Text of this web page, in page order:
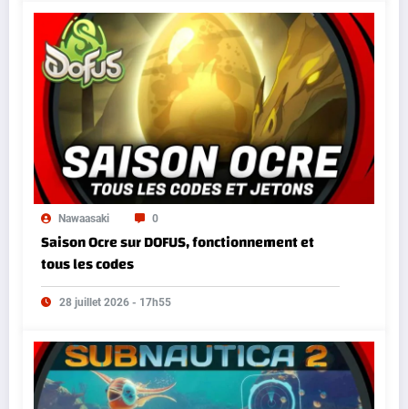
Nawaasaki 0
Saison Ocre sur DOFUS, fonctionnement et
tous les codes
28 juillet 2026 - 17h55